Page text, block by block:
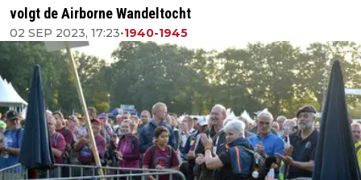
volgt de Airborne Wandeltocht
02 SEP 2023, 17:23•1940-1945